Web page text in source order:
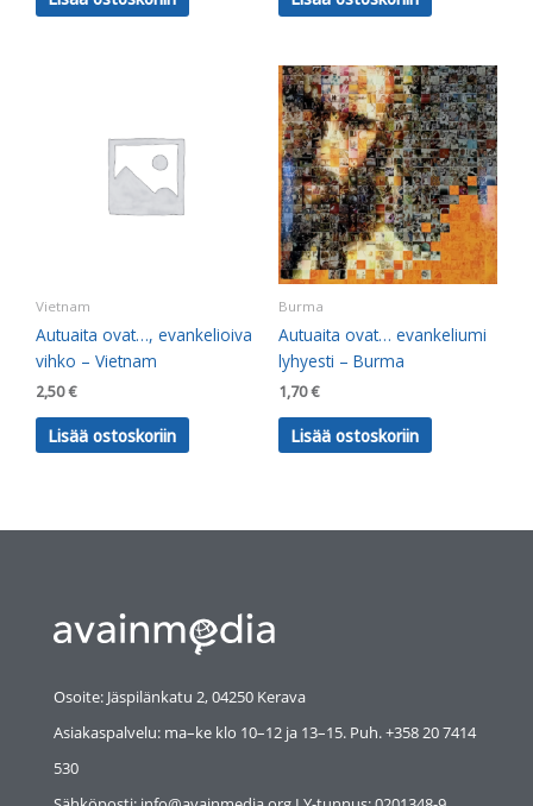
Vietnam
Autuaita ovat…, evankelioiva
vihko – Vietnam
2,50€
Lisää ostoskoriin
Burma
Autuaita ovat… evankeliumi
lyhyesti – Burma
1,70€
Lisää ostoskoriin
Osoite: Jäspilänkatu 2, 04250 Kerava
Asiakaspalvelu: ma–ke klo 10–12 ja 13–15. Puh. +358 20 7414
530